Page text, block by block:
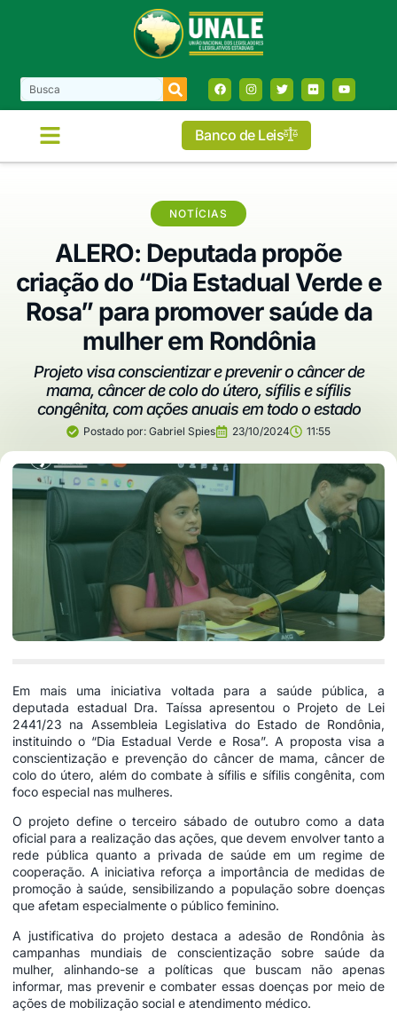
Banco de Leis
NOTÍCIAS
ALERO: Deputada propõe
criação do “Dia Estadual Verde e
Rosa” para promover saúde da
mulher em Rondônia
Projeto visa conscientizar e prevenir o câncer de
mama, câncer de colo do útero, sífilis e sífilis
congênita, com ações anuais em todo o estado
Postado por: Gabriel Spies 23/10/2024 11:55
Em mais uma iniciativa voltada para a saúde pública, a
deputada estadual Dra. Taíssa apresentou o Projeto de Lei
2441/23 na Assembleia Legislativa do Estado de Rondônia,
instituindo o “Dia Estadual Verde e Rosa”. A proposta visa a
conscientização e prevenção do câncer de mama, câncer de
colo do útero, além do combate à sífilis e sífilis congênita, com
foco especial nas mulheres.
O projeto define o terceiro sábado de outubro como a data
oficial para a realização das ações, que devem envolver tanto a
rede pública quanto a privada de saúde em um regime de
cooperação. A iniciativa reforça a importância de medidas de
promoção à saúde, sensibilizando a população sobre doenças
que afetam especialmente o público feminino.
A justificativa do projeto destaca a adesão de Rondônia às
campanhas mundiais de conscientização sobre saúde da
mulher, alinhando-se a políticas que buscam não apenas
informar, mas prevenir e combater essas doenças por meio de
ações de mobilização social e atendimento médico.